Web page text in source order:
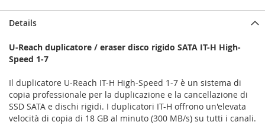
Details
U-Reach duplicatore / eraser disco rigido SATA IT-H High-
Speed 1-7
Il duplicatore U-Reach IT-H High-Speed 1-7 è un sistema di
copia professionale per la duplicazione e la cancellazione di
SSD SATA e dischi rigidi. I duplicatori IT-H offrono un'elevata
velocità di copia di 18 GB al minuto (300 MB/s) su tutti i canali.